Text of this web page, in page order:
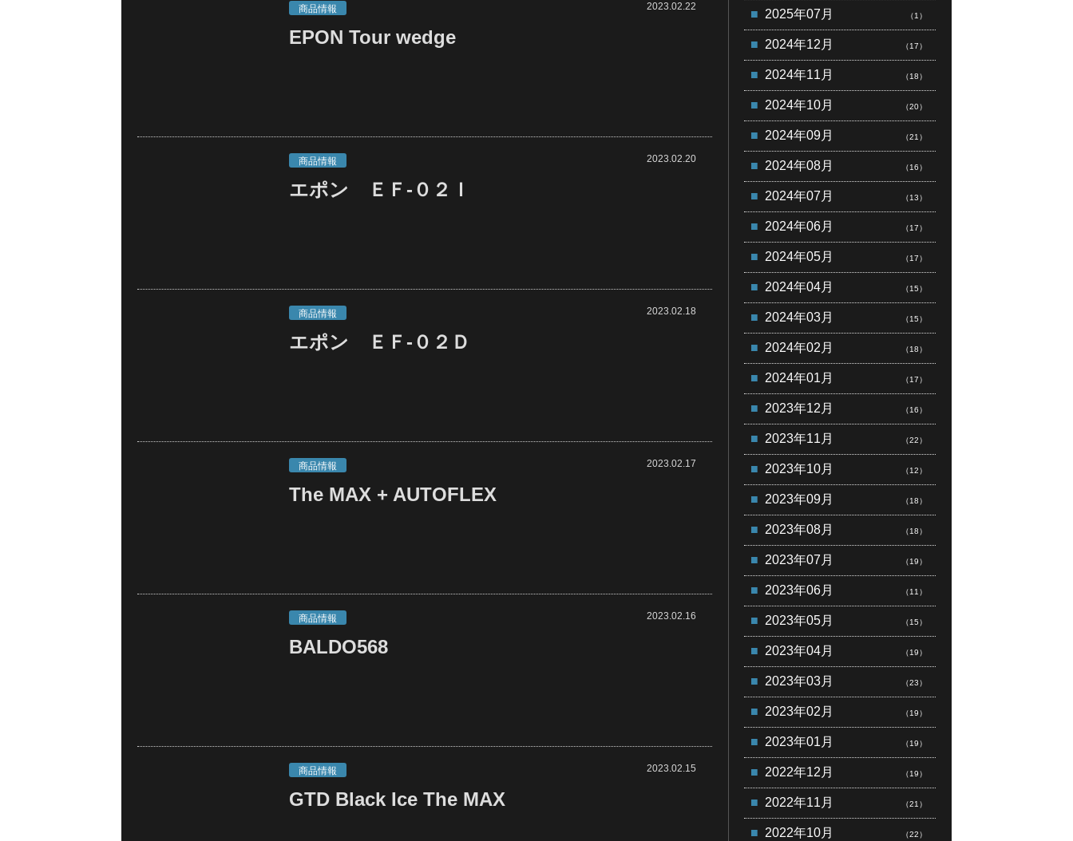
2023.02.22
商品情報
EPON Tour wedge
2023.02.20
商品情報
エポン ＥＦ-０２Ｉ
2023.02.18
商品情報
エポン ＥＦ-０２Ｄ
2023.02.17
商品情報
The MAX + AUTOFLEX
2023.02.16
商品情報
BALDO568
2023.02.15
商品情報
GTD Black Ice The MAX
2025年07月 （1）
2024年12月 （17）
2024年11月 （18）
2024年10月 （20）
2024年09月 （21）
2024年08月 （16）
2024年07月 （13）
2024年06月 （17）
2024年05月 （17）
2024年04月 （15）
2024年03月 （15）
2024年02月 （18）
2024年01月 （17）
2023年12月 （16）
2023年11月 （22）
2023年10月 （12）
2023年09月 （18）
2023年08月 （18）
2023年07月 （19）
2023年06月 （11）
2023年05月 （15）
2023年04月 （19）
2023年03月 （23）
2023年02月 （19）
2023年01月 （19）
2022年12月 （19）
2022年11月 （21）
2022年10月 （22）